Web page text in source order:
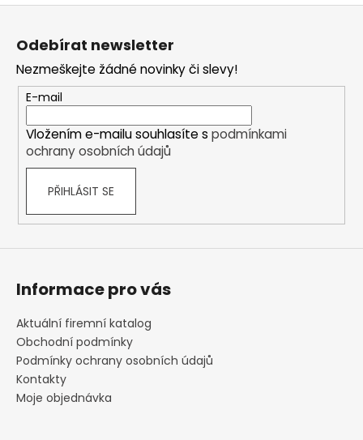
Z
Odebírat newsletter
Nezmeškejte žádné novinky či slevy!
E-mail
Vložením e-mailu souhlasíte s podmínkami
ochrany osobních údajů
PŘIHLÁSIT SE
Informace pro vás
Aktuální firemní katalog
Obchodní podmínky
Podmínky ochrany osobních údajů
Kontakty
Moje objednávka